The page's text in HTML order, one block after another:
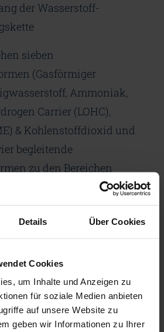
Details Über Cookies
Cookies
um Inhalte und Anzeigen zu
für soziale Medien anbieten
auf unsere Website zu
geben wir Informationen zu Ihrer
der Wasserstoff-
sieben
(Gasförmiger
Ammoniak,
Carrier (LOHC),
& Kohlenstoffdioxid und
begleitende
zu den Bereichen
& Sicherheit, Markt &